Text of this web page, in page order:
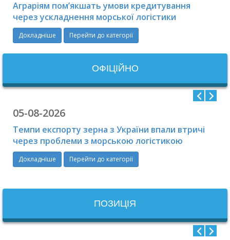
Аграріям пом’якшать умови кредитування
через ускладнення морської логістики
Докладніше Перейти до категорії
ОФIЦIЙНО
05-08-2026
Темпи експорту зерна з України впали втричі
через проблеми з морською логістикою
Докладніше Перейти до категорії
ПОЗИЦІЯ